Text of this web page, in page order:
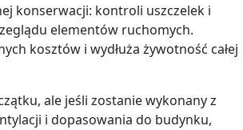
konserwacji: kontroli uszczelek i
elementów ruchomych.
kosztów i wydłuża żywotność całej
ale jeśli zostanie wykonany z
i dopasowania do budynku,